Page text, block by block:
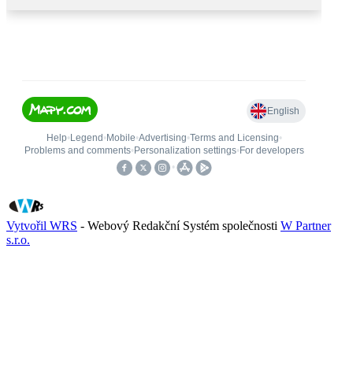
Vytvořil WRS - Webový Redakční Systém společnosti W Partner
s.r.o.